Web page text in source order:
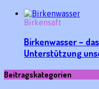
Birkensaft
Birkenwasser –
Unterstützung
Beitragskategorien